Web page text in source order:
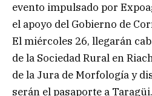
evento impulsado por
el apoyo del Gobierno de
El miércoles 26, llegarán
de la Sociedad Rural en
de la Jura de Morfología y
serán el pasaporte a Taragüi.